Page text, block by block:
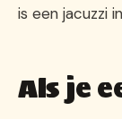
is een jacuzzi
Als je